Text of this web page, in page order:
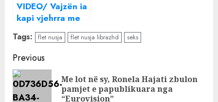
VIDEO/ Vajzën ia
kapi vjehrra me
dashnorin në
duke “punuar” në
shtrat, i ati del
me versionin e
denjë për filma
Tags: flet nusja flet nusja librazhd seks
Continue
Reading
Previous
Me lot në sy, Ronela Hajati zbulon
pamjet e papublikuara nga
“Eurovision”